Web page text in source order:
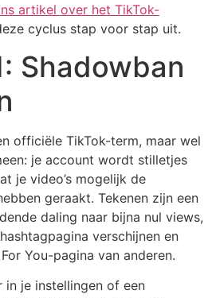
artikel over het TikTok-
cyclus stap voor stap uit.
Shadowban
officiële TikTok-term, maar wel
je account wordt stilletjes
je video’s mogelijk de
geraakt. Tekenen zijn een
daling naar bijna nul views,
verschijnen en
You-pagina van anderen.
in je instellingen of een